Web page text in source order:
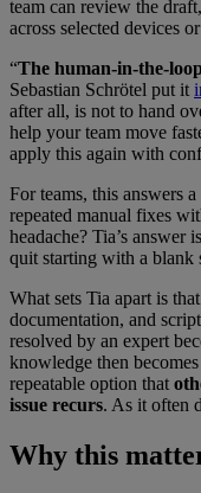
team can review the
across selected devices
“The human-in-the-
Sebastian Schrötel put it
after all, is not to hand
help your team move
apply this again with
For teams, this answers
repeated manual fixes
headache? Tia’s
quit starting with a blank
What sets Tia apart is
documentation, and
resolved by an expert
knowledge then
repeatable option that
issue recurs. As it often
Why this